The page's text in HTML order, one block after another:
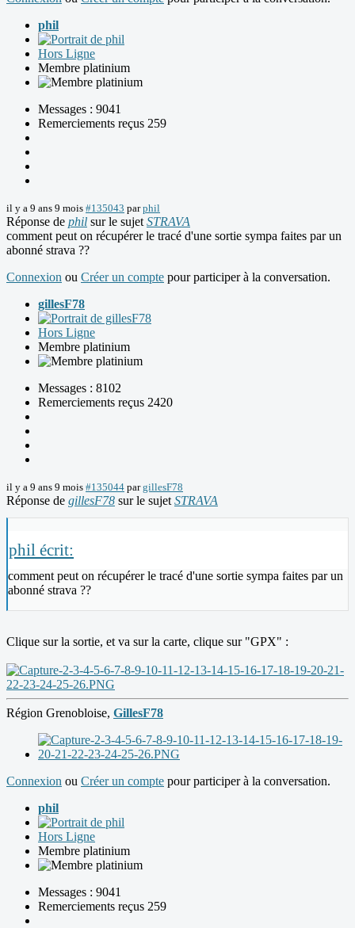
phil
Hors Ligne
Membre platinium
Messages : 9041
Remerciements reçus 259
il y a 9 ans 9 mois #135043 parphil
Réponse de phil sur le sujet STRAVA
comment peut on récupérer le tracé d'une sortie sympa faites par un
abonné strava ??
Connexion ou Créer un compte pour participer à la conversation.
gillesF78
Hors Ligne
Membre platinium
Messages : 8102
Remerciements reçus 2420
il y a 9 ans 9 mois #135044 pargillesF78
Réponse de gillesF78 sur le sujet STRAVA
phil écrit:
comment peut on récupérer le tracé d'une sortie sympa faites par un
abonné strava ??
Clique sur la sortie, et va sur la carte, clique sur "GPX" :
Région Grenobloise, GillesF78
Connexion ou Créer un compte pour participer à la conversation.
phil
Hors Ligne
Membre platinium
Messages : 9041
Remerciements reçus 259